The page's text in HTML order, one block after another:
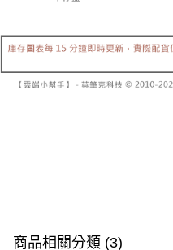
商品相關分類 (3)